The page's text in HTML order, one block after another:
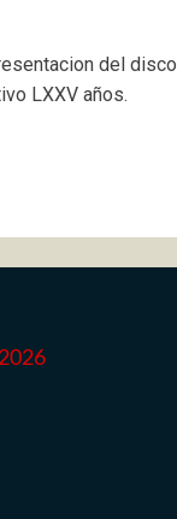
del disco
LXXV años.